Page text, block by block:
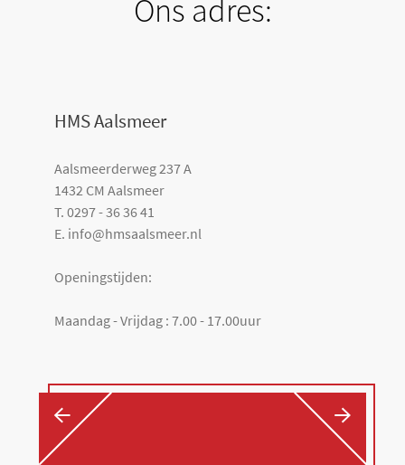
Ons adres:
HMS Aalsmeer
Aalsmeerderweg 237 A
1432 CM Aalsmeer
T. 0297 - 36 36 41
E. info@hmsaalsmeer.nl
Openingstijden:
Maandag - Vrijdag : 7.00 - 17.00uur
← →